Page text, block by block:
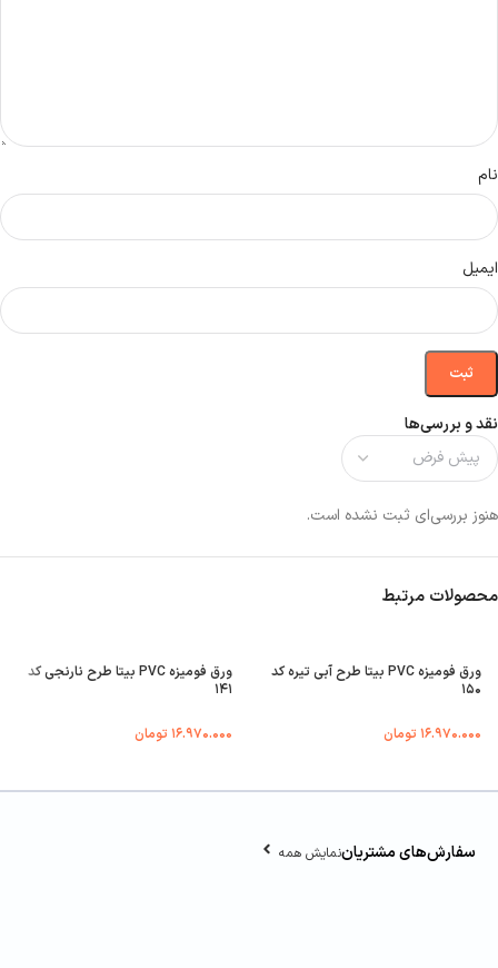
نقد و بررسی‌ها
هنوز بررسی‌ای ثبت نشده است.
نام
ایمیل
محصولات مرتبط
ورق فومیزه PVC بیتا طرح آبی تیره کد
۱۵۰
۱۶.۹۷۰.۰۰۰ تومان
ورق فومیزه PVC بیتا طرح نارنجی کد
۱۴۱
۱۶.۹۷۰.۰۰۰ تومان
سفارش‌های مشتریاننمایش همه